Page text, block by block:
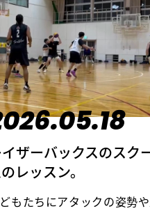
ザーバックスのスク
レッスン。
もたちにアタックの姿勢